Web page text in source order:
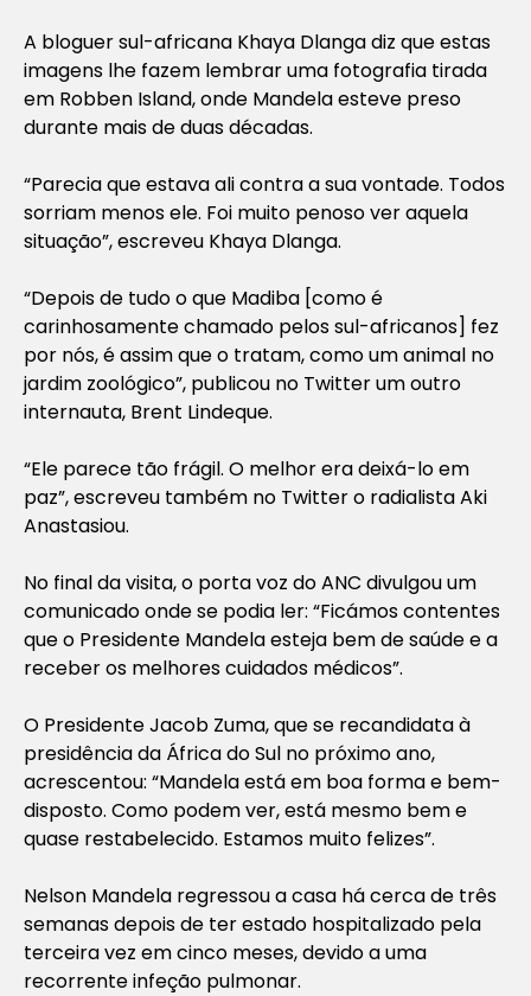
A bloguer sul-africana Khaya Dlanga diz que estas
imagens lhe fazem lembrar uma fotografia tirada
em Robben Island, onde Mandela esteve preso
durante mais de duas décadas.
“Parecia que estava ali contra a sua vontade. Todos
sorriam menos ele. Foi muito penoso ver aquela
situação”, escreveu Khaya Dlanga.
“Depois de tudo o que Madiba [como é
carinhosamente chamado pelos sul-africanos] fez
por nós, é assim que o tratam, como um animal no
jardim zoológico”, publicou no Twitter um outro
internauta, Brent Lindeque.
“Ele parece tão frágil. O melhor era deixá-lo em
paz”, escreveu também no Twitter o radialista Aki
Anastasiou.
No final da visita, o porta voz do ANC divulgou um
comunicado onde se podia ler: “Ficámos contentes
que o Presidente Mandela esteja bem de saúde e a
receber os melhores cuidados médicos”.
O Presidente Jacob Zuma, que se recandidata à
presidência da África do Sul no próximo ano,
acrescentou: “Mandela está em boa forma e bem-
disposto. Como podem ver, está mesmo bem e
quase restabelecido. Estamos muito felizes”.
Nelson Mandela regressou a casa há cerca de três
semanas depois de ter estado hospitalizado pela
terceira vez em cinco meses, devido a uma
recorrente infeção pulmonar.